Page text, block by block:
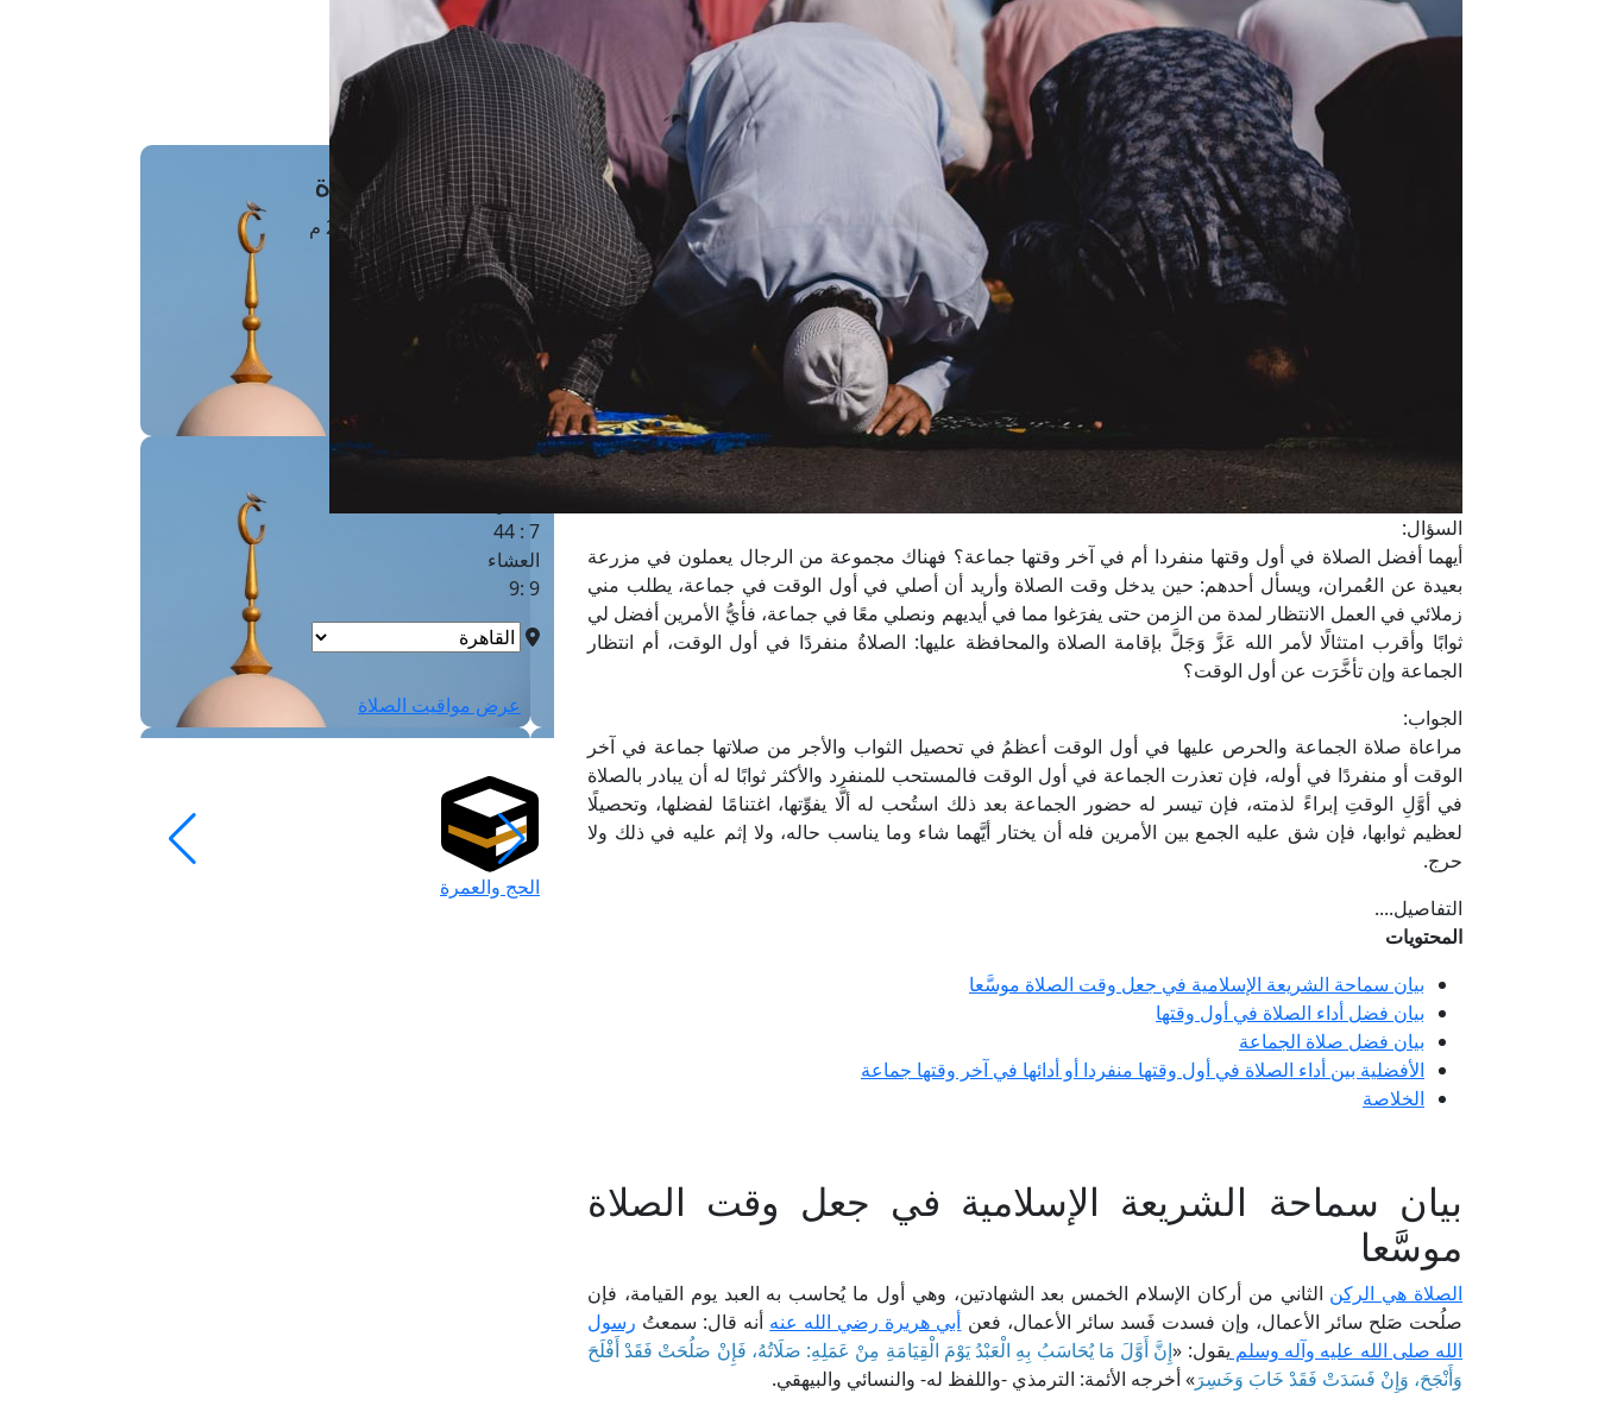
السؤال:
أيهما أفضل الصلاة في أول وقتها منفردا أم في آخر وقتها جماعة؟ فهناك مجموعة من الرجال يعملون في مزرعة
بعيدة عن العُمران، ويسأل أحدهم: حين يدخل وقت الصلاة وأريد أن أصلي في أول الوقت في جماعة، يطلب مني
زملائي في العمل الانتظار لمدة من الزمن حتى يفرَغوا مما في أيديهم ونصلي معًا في جماعة، فأيُّ الأمرين أفضل لي
ثوابًا وأقرب امتثالًا لأمر الله عَزَّ وَجَلَّ بإقامة الصلاة والمحافظة عليها: الصلاةُ منفردًا في أول الوقت، أم انتظار
الجماعة وإن تأخَّرَت عن أول الوقت؟
الجواب:
مراعاة صلاة الجماعة والحرص عليها في أول الوقت أعظمُ في تحصيل الثواب والأجر من صلاتها جماعة في آخر
الوقت أو منفردًا في أوله، فإن تعذرت الجماعة في أول الوقت فالمستحب للمنفرد والأكثر ثوابًا له أن يبادر بالصلاة
في أوَّلِ الوقتِ إبراءً لذمته، فإن تيسر له حضور الجماعة بعد ذلك استُحب له ألَّا يفوِّتها، اغتنامًا لفضلها، وتحصيلًا
لعظيم ثوابها، فإن شق عليه الجمع بين الأمرين فله أن يختار أيَّهما شاء وما يناسب حاله، ولا إثم عليه في ذلك ولا
حرج.
التفاصيل....
المحتويات
بيان سماحة الشريعة الإسلامية في جعل وقت الصلاة موسَّعا
بيان فضل أداء الصلاة في أول وقتها
بيان فضل صلاة الجماعة
الأفضلية بين أداء الصلاة في أول وقتها منفردا أو أدائها في آخر وقتها جماعة
الخلاصة
بيان سماحة الشريعة الإسلامية في جعل وقت الصلاة
موسَّعا
الصلاة هي الركن الثاني من أركان الإسلام الخمس بعد الشهادتين، وهي أول ما يُحاسب به العبد يوم القيامة، فإن
صلُحت صَلح سائر الأعمال، وإن فسدت فَسد سائر الأعمال، فعن أبي هريرة رضي الله عنه أنه قال: سمعتُ رسول
الله صلى الله عليه وآله وسلم يقول: «إِنَّ أَوَّلَ مَا يُحَاسَبُ بِهِ الْعَبْدُ يَوْمَ الْقِيَامَةِ مِنْ عَمَلِهِ: صَلَاتُهُ، فَإِنْ صَلُحَتْ فَقَدْ أَفْلَحَ
وَأَنْجَحَ، وَإِنْ فَسَدَتْ فَقَدْ خَابَ وَخَسِرَ» أخرجه الأئمة: الترمذي -واللفظ له- والنسائي والبيهقي.
حجز موعد
الفتوى الهاتفية
مَواقِيتُ الصَّـــلاة
القاهرة · 07 أغسطس 2026 م
الفجر
4 :41
الشروق
6 :17
الظهر
العصر
4:38
7 : 44
العشاء
9 :9
عرض مواقيت الصلاة
الحج والعمرة